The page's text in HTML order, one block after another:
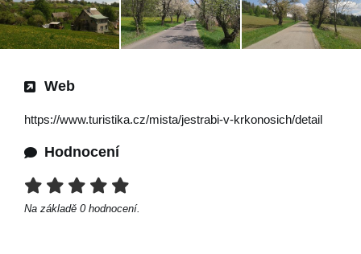
Web
https://www.turistika.cz/mista/jestrabi-v-krkonosich/detail
Hodnocení
Na základě 0 hodnocení.